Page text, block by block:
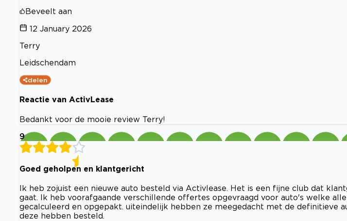
Beveelt aan
12 January 2026
Terry
Leidschendam
delen
Reactie van ActivLease
Bedankt voor de mooie review Terry!
9
Goed geholpen en klantgericht
Ik heb zojuist een nieuwe auto besteld via Activlease. Het is een fijne club dat
gaat. Ik heb voorafgaande verschillende offertes opgevraagd voor auto's welke
gecalculeerd en opgepakt. uiteindelijk hebben ze meegedacht met de definitieve
deze hebben besteld.